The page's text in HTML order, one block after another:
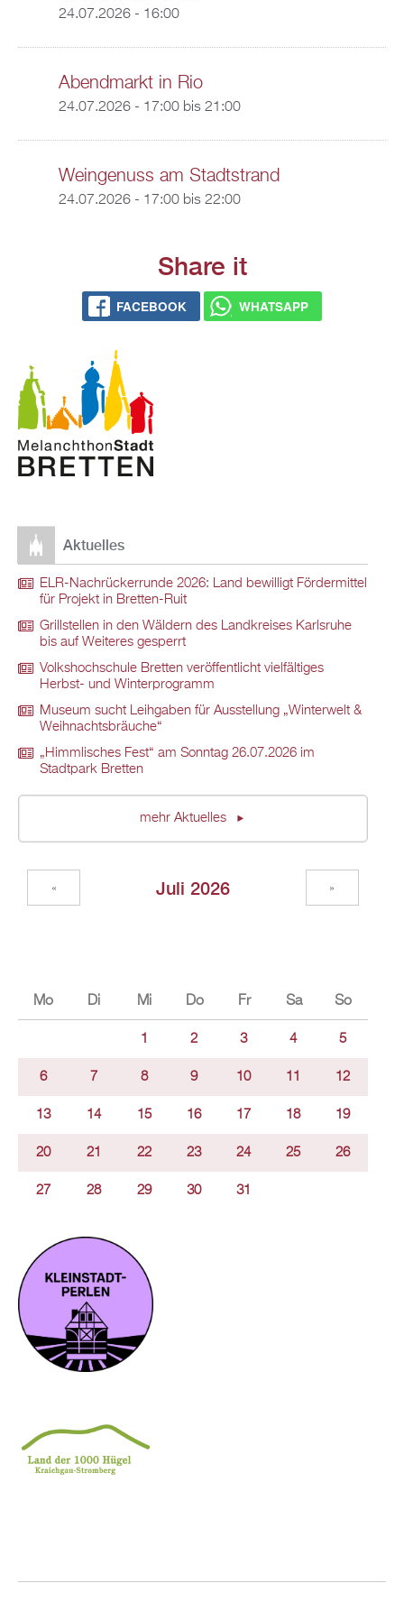
24.07.2026 - 16:00
Abendmarkt in Rio
24.07.2026 - 17:00bis 21:00
Weingenuss am Stadtstrand
24.07.2026 - 17:00bis 22:00
Share it
FACEBOOK WHATSAPP
Aktuelles
ELR-Nachrückerrunde 2026: Land bewilligt Fördermittel
für Projekt in Bretten-Ruit
Grillstellen in den Wäldern des Landkreises Karlsruhe
bis auf Weiteres gesperrt
Volkshochschule Bretten veröffentlicht vielfältiges
Herbst- und Winterprogramm
Museum sucht Leihgaben für Ausstellung „Winterwelt &
Weihnachtsbräuche“
„Himmlisches Fest“ am Sonntag 26.07.2026 im
Stadtpark Bretten
mehr Aktuelles
Juli 2026
« »
Mo Di Mi Do Fr Sa So
1 2 3 4 5
6 7 8 9 10 11 12
13 14 15 16 17 18 19
20 21 22 23 24 25 26
27 28 29 30 31